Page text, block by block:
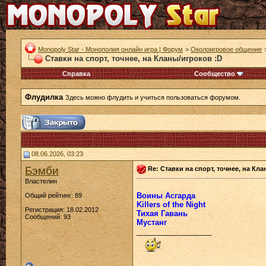
Monopoly Star - Монополия онлайн игра | Форум > Околоигровое общение
Ставки на спорт, точнее, на Кланы/игроков :D
Справка Сообщество
Флудилка Здесь можно флудить и учиться пользоваться форумом.
08.06.2026, 03:23
Бэмби
Властелин
Общий рейтинг: 89
Регистрация: 18.02.2012
Сообщений: 93
Re: Ставки на спорт, точнее, на
Воины Асгарда
Killers of the Night
Тихая Гавань
Мустанг
__________________